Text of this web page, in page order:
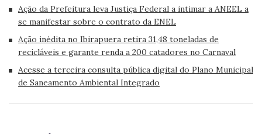
Ação da Prefeitura leva Justiça Federal a intimar a ANEEL a
se manifestar sobre o contrato da ENEL
Ação inédita no Ibirapuera retira 31,48 toneladas de
recicláveis e garante renda a 200 catadores no Carnaval
Acesse a terceira consulta pública digital do Plano Municipal
de Saneamento Ambiental Integrado